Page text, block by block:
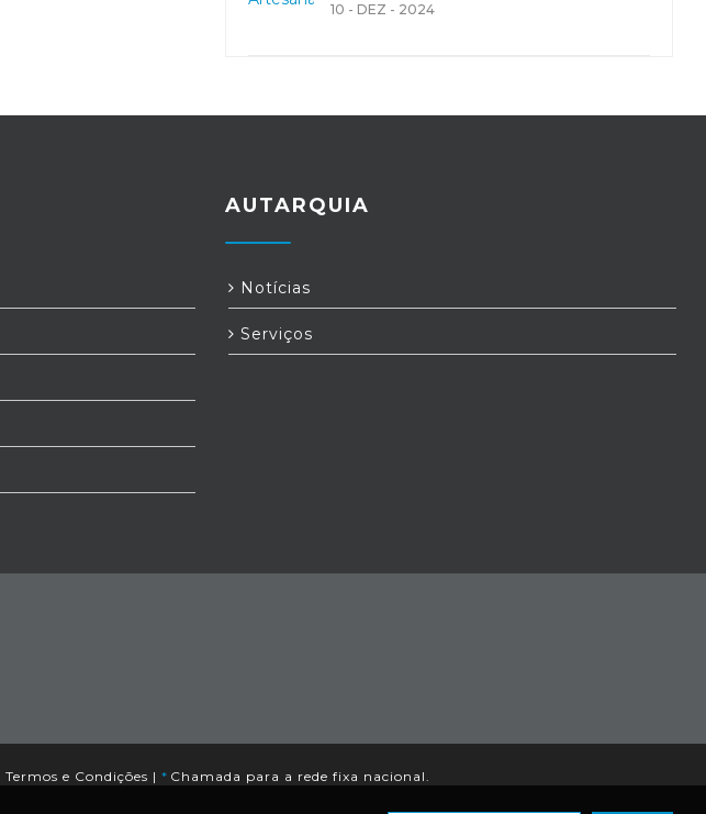
10 - DEZ - 2024
AUTARQUIA
Notícias
Serviços
Termos e Condições | * Chamada para a rede fixa nacional.